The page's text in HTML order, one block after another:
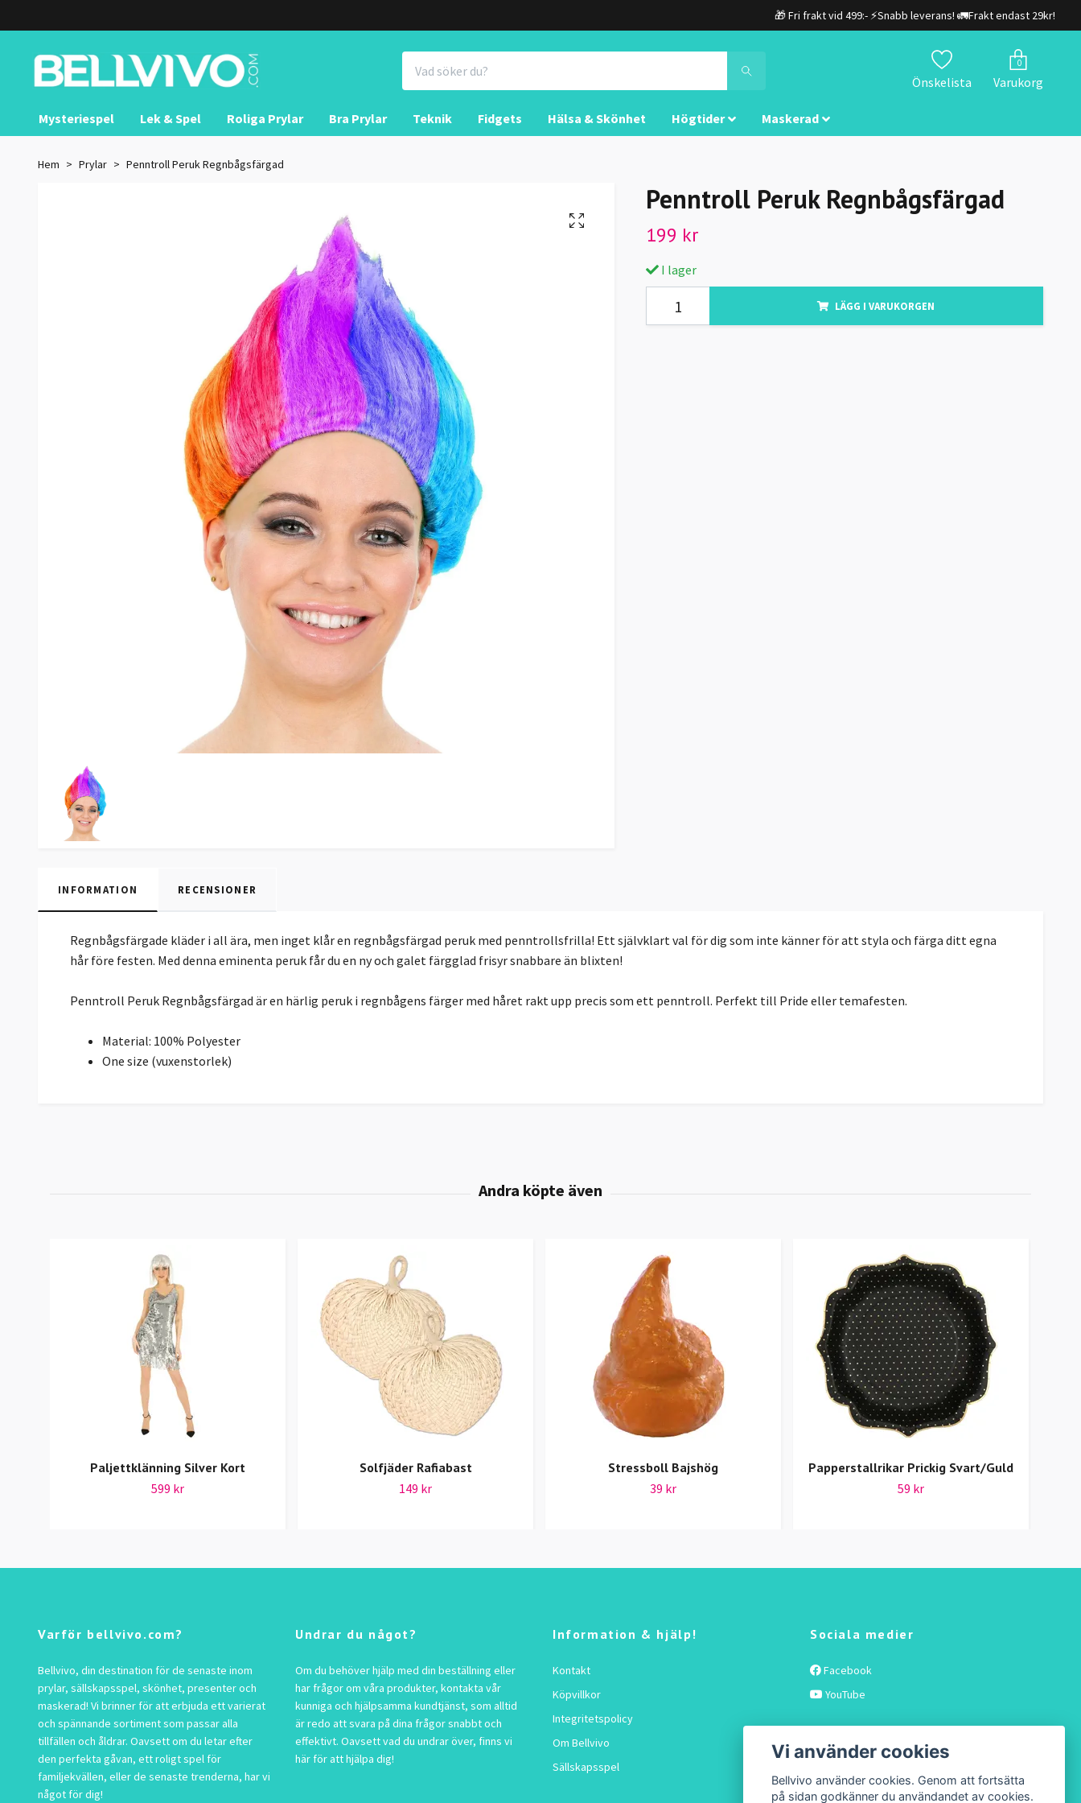
🎁 Fri frakt vid 499:- ⚡Snabb leverans! 🚛Frakt endast 29kr!
Önskelista
0
Varukorg
Mysteriespel Lek & Spel Roliga Prylar Bra Prylar Teknik Fidgets Hälsa & Skönhet Högtider Maskerad
Hem Prylar Penntroll Peruk Regnbågsfärgad
Penntroll Peruk Regnbågsfärgad
199 kr
I lager
LÄGG I VARUKORGEN
INFORMATION RECENSIONER
Regnbågsfärgade kläder i all ära, men inget klår en regnbågsfärgad peruk med penntrollsfrilla! Ett självklart val för dig som inte känner för att styla och färga ditt egna
hår före festen. Med denna eminenta peruk får du en ny och galet färgglad frisyr snabbare än blixten!
Penntroll Peruk Regnbågsfärgad är en härlig peruk i regnbågens färger med håret rakt upp precis som ett penntroll. Perfekt till Pride eller temafesten.
Material: 100% Polyester
One size (vuxenstorlek)
Paljettklänning Silver Kort
599 kr
Solfjäder Rafiabast
149 kr
Stressboll Bajshög
39 kr
Papperstallrikar Prickig Svart/Guld
59 kr
Varför bellvivo.com?
Bellvivo, din destination för de senaste inom
prylar, sällskapsspel, skönhet, presenter och
maskerad! Vi brinner för att erbjuda ett varierat
och spännande sortiment som passar alla
tillfällen och åldrar. Oavsett om du letar efter
den perfekta gåvan, ett roligt spel för
familjekvällen, eller de senaste trenderna, har vi
något för dig!
Undrar du något?
Om du behöver hjälp med din beställning eller
har frågor om våra produkter, kontakta vår
kunniga och hjälpsamma kundtjänst, som alltid
är redo att svara på dina frågor snabbt och
effektivt. Oavsett vad du undrar över, finns vi
här för att hjälpa dig!
Information & hjälp!
Kontakt
Köpvillkor
Integritetspolicy
Om Bellvivo
Sällskapsspel
Sociala medier
Facebook
YouTube
Vi använder cookies
Bellvivo använder cookies. Genom att fortsätta
på sidan godkänner du användandet av cookies.